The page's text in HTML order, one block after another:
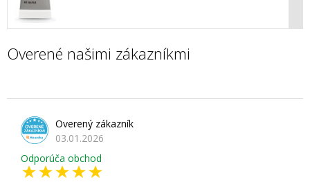
Overené našimi zákazníkmi
Overený zákazník
03.01.2026
Odporúča obchod